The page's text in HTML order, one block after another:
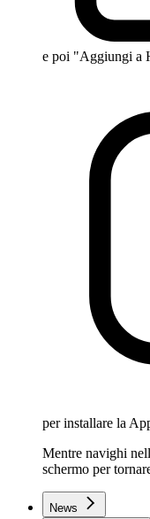
e poi "Aggiungi a
per installare la
Mentre navighi
schermo per
News